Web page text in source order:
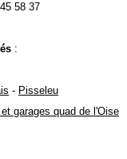
58 37
:
- Pisseleu
garages quad de l'Oise